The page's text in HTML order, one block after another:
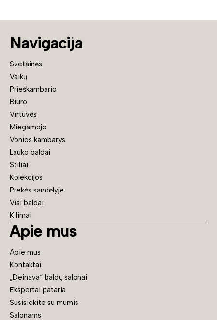
Navigacija
Svetainės
Vaikų
Prieškambario
Biuro
Virtuvės
Miegamojo
Vonios kambarys
Lauko baldai
Stiliai
Kolekcijos
Prekės sandėlyje
Visi baldai
Kilimai
Apie mus
Apie mus
Kontaktai
„Deinava“ baldų salonai
Ekspertai pataria
Susisiekite su mumis
Salonams